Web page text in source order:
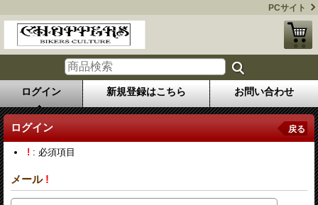
PCサイト
ログイン 新規登録はこちら お問い合わせ
ログイン 戻る
! : 必須項目
メール !